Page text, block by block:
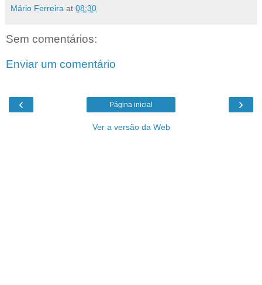
Mário Ferreira at 08:30
Sem comentários:
Enviar um comentário
‹ ›
Página inicial
Ver a versão da Web